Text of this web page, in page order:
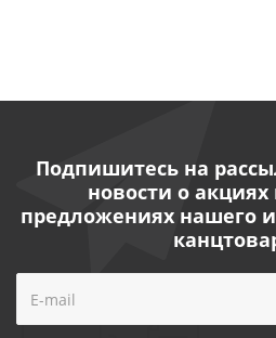
Подпишитесь на
новости о
предложениях нашего